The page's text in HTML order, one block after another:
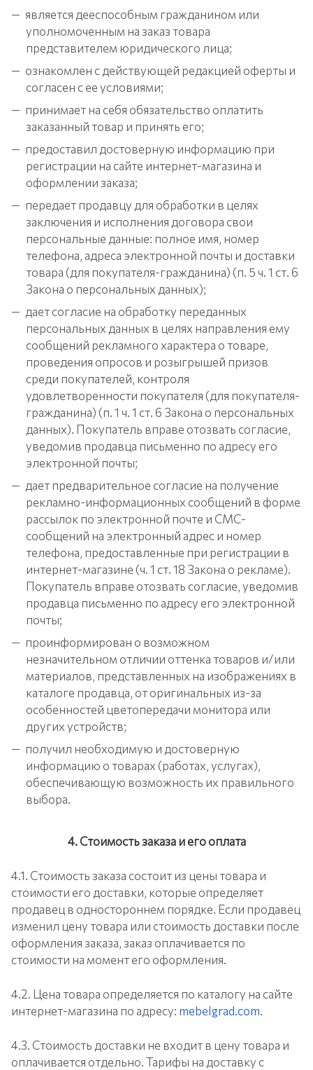
является дееспособным гражданином или
уполномоченным на заказ товара
представителем юридического лица;
ознакомлен с действующей редакцией оферты и
согласен с ее условиями;
принимает на себя обязательство оплатить
заказанный товар и принять его;
предоставил достоверную информацию при
регистрации на сайте интернет-магазина и
оформлении заказа;
передает продавцу для обработки в целях
заключения и исполнения договора свои
персональные данные: полное имя, номер
телефона, адреса электронной почты и доставки
товара (для покупателя-гражданина) (п. 5 ч. 1 ст. 6
Закона о персональных данных);
дает согласие на обработку переданных
персональных данных в целях направления ему
сообщений рекламного характера о товаре,
проведения опросов и розыгрышей призов
среди покупателей, контроля
удовлетворенности покупателя (для покупателя-
гражданина) (п. 1 ч. 1 ст. 6 Закона о персональных
данных). Покупатель вправе отозвать согласие,
уведомив продавца письменно по адресу его
электронной почты;
дает предварительное согласие на получение
рекламно-информационных сообщений в форме
рассылок по электронной почте и СМС-
сообщений на электронный адрес и номер
телефона, предоставленные при регистрации в
интернет-магазине (ч. 1 ст. 18 Закона о рекламе).
Покупатель вправе отозвать согласие, уведомив
продавца письменно по адресу его электронной
почты;
проинформирован о возможном
незначительном отличии оттенка товаров и/или
материалов, представленных на изображениях в
каталоге продавца, от оригинальных из-за
особенностей цветопередачи монитора или
других устройств;
получил необходимую и достоверную
информацию о товарах (работах, услугах),
обеспечивающую возможность их правильного
выбора.
4. Стоимость заказа и его оплата
4.1. Стоимость заказа состоит из цены товара и
стоимости его доставки, которые определяет
продавец в одностороннем порядке. Если продавец
изменил цену товара или стоимость доставки после
оформления заказа, заказ оплачивается по
стоимости на момент его оформления.
4.2. Цена товара определяется по каталогу на сайте
интернет-магазина по адресу: mebelgrad.com.
4.3. Стоимость доставки не входит в цену товара и
оплачивается отдельно. Тарифы на доставку с